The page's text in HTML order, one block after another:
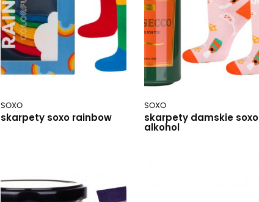
SOXO
skarpety soxo rainbow
SOXO
skarpety damskie soxo
alkohol